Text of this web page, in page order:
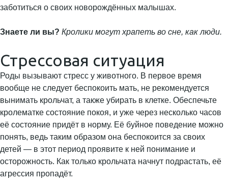
заботиться о своих новорождённых малышах.
Знаете ли вы? Кролики могут храпеть во сне, как люди.
Стрессовая ситуация
Роды вызывают стресс у животного. В первое время
вообще не следует беспокоить мать, не рекомендуется
вынимать крольчат, а также убирать в клетке. Обеспечьте
кролематке состояние покоя, и уже через несколько часов
её состояние придёт в норму. Её буйное поведение можно
понять, ведь таким образом она беспокоится за своих
детей — в этот период проявите к ней понимание и
осторожность. Как только крольчата начнут подрастать, её
агрессия пропадёт.